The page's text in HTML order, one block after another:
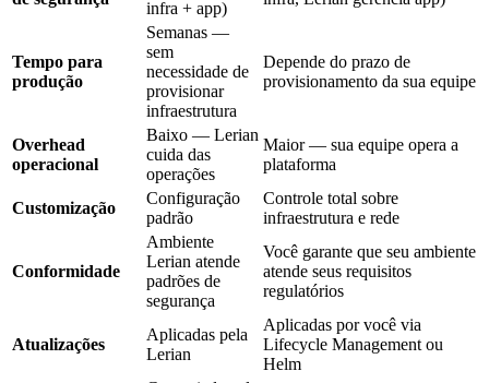
infra + app)
Tempo para
produção
Semanas —
sem
necessidade de
provisionar
infraestrutura
Depende do prazo de
provisionamento da sua equipe
Overhead
operacional
Baixo — Lerian
cuida das
operações
Maior — sua equipe opera a
plataforma
Customização
Configuração
padrão
Controle total sobre
infraestrutura e rede
Conformidade
Ambiente
Lerian atende
padrões de
segurança
Você garante que seu ambiente
atende seus requisitos
regulatórios
Atualizações
Aplicadas pela
Lerian
Aplicadas por você via
Lifecycle Management ou
Helm